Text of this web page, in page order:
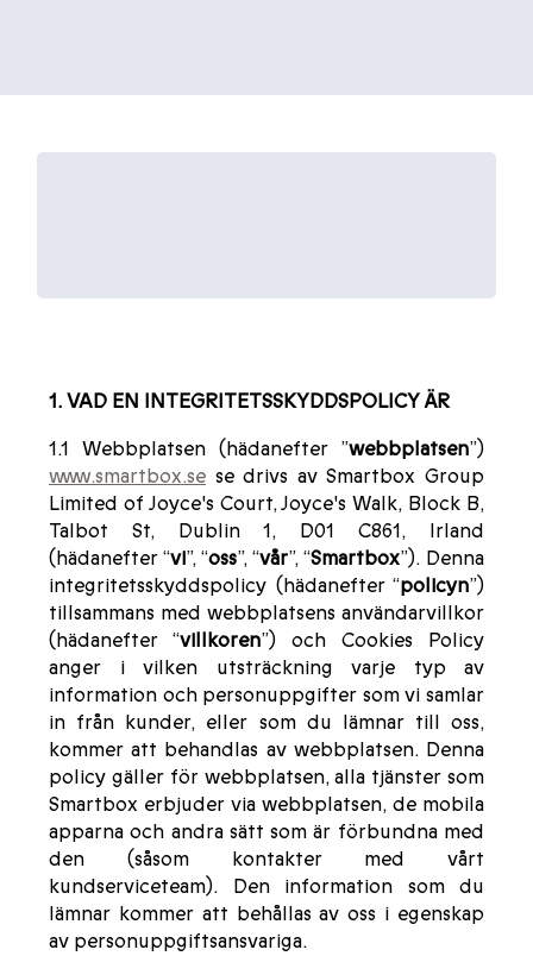
SMARTBOX -
1. VAD EN INTEGRITETSSKYDDSPOLICY ÄR
1.1 Webbplatsen (hädanefter ”webbplatsen”)
www.smartbox.se se drivs av Smartbox Group
Limited of Joyce's Court, Joyce's Walk, Block B,
Talbot St, Dublin 1, D01 C861, Irland
(hädanefter “vi”, “oss”, “vår”, “Smartbox”). Denna
integritetsskyddspolicy (hädanefter “policyn”)
tillsammans med webbplatsens användarvillkor
(hädanefter “villkoren”) och Cookies Policy
anger i vilken utsträckning varje typ av
information och personuppgifter som vi samlar
in från kunder, eller som du lämnar till oss,
kommer att behandlas av webbplatsen. Denna
policy gäller för webbplatsen, alla tjänster som
Smartbox erbjuder via webbplatsen, de mobila
apparna och andra sätt som är förbundna med
den (såsom kontakter med vårt
kundserviceteam). Den information som du
lämnar kommer att behållas av oss i egenskap
av personuppgiftsansvariga.